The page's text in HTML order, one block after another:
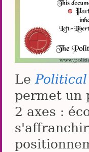
LePolitical
permet un
2 axes :